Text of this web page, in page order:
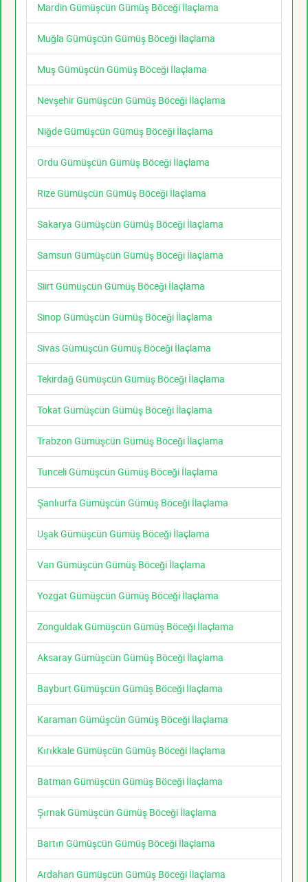
Mardin Gümüşcün Gümüş Böceği İlaçlama
Muğla Gümüşcün Gümüş Böceği İlaçlama
Muş Gümüşcün Gümüş Böceği İlaçlama
Nevşehir Gümüşcün Gümüş Böceği İlaçlama
Niğde Gümüşcün Gümüş Böceği İlaçlama
Ordu Gümüşcün Gümüş Böceği İlaçlama
Rize Gümüşcün Gümüş Böceği İlaçlama
Sakarya Gümüşcün Gümüş Böceği İlaçlama
Samsun Gümüşcün Gümüş Böceği İlaçlama
Siirt Gümüşcün Gümüş Böceği İlaçlama
Sinop Gümüşcün Gümüş Böceği İlaçlama
Sivas Gümüşcün Gümüş Böceği İlaçlama
Tekirdağ Gümüşcün Gümüş Böceği İlaçlama
Tokat Gümüşcün Gümüş Böceği İlaçlama
Trabzon Gümüşcün Gümüş Böceği İlaçlama
Tunceli Gümüşcün Gümüş Böceği İlaçlama
Şanlıurfa Gümüşcün Gümüş Böceği İlaçlama
Uşak Gümüşcün Gümüş Böceği İlaçlama
Van Gümüşcün Gümüş Böceği İlaçlama
Yozgat Gümüşcün Gümüş Böceği İlaçlama
Zonguldak Gümüşcün Gümüş Böceği İlaçlama
Aksaray Gümüşcün Gümüş Böceği İlaçlama
Bayburt Gümüşcün Gümüş Böceği İlaçlama
Karaman Gümüşcün Gümüş Böceği İlaçlama
Kırıkkale Gümüşcün Gümüş Böceği İlaçlama
Batman Gümüşcün Gümüş Böceği İlaçlama
Şırnak Gümüşcün Gümüş Böceği İlaçlama
Bartın Gümüşcün Gümüş Böceği İlaçlama
Ardahan Gümüşcün Gümüş Böceği İlaçlama